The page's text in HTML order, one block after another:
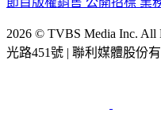
2026 © TVBS Media Inc. All
光路451號 | 聯利媒體股份